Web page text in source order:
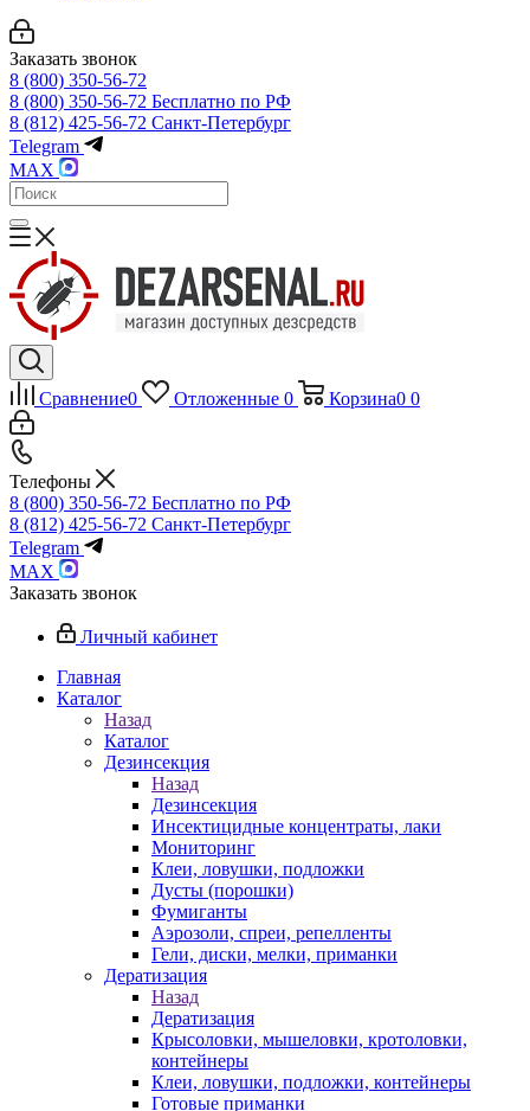
Заказать звонок
8 (800) 350-56-72
8 (800) 350-56-72 Бесплатно по РФ
8 (812) 425-56-72 Санкт-Петербург
Telegram
MAX
Сравнение0 Отложенные 0 Корзина0 0
Телефоны
8 (800) 350-56-72 Бесплатно по РФ
8 (812) 425-56-72 Санкт-Петербург
Telegram
MAX
Заказать звонок
Личный кабинет
Главная
Каталог
Назад
Каталог
Дезинсекция
Назад
Дезинсекция
Инсектицидные концентраты, лаки
Мониторинг
Клеи, ловушки, подложки
Дусты (порошки)
Фумиганты
Аэрозоли, спреи, репелленты
Гели, диски, мелки, приманки
Дератизация
Назад
Дератизация
Крысоловки, мышеловки, кротоловки,
контейнеры
Клеи, ловушки, подложки, контейнеры
Готовые приманки